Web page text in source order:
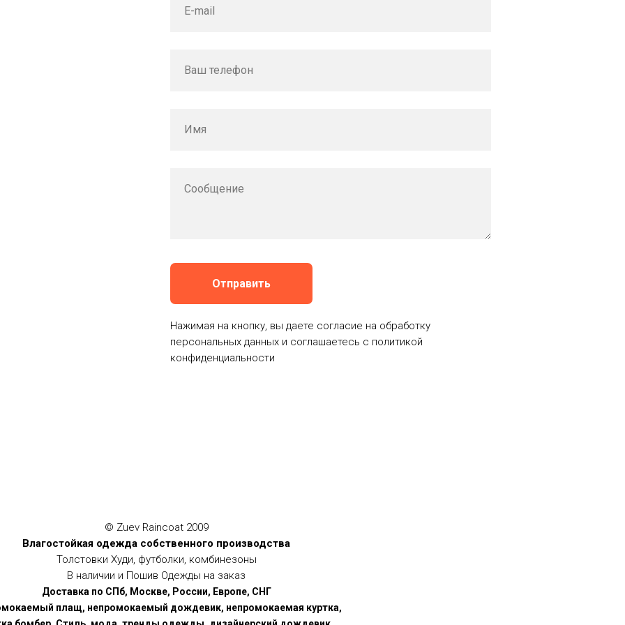
E-mail
Ваш телефон
Имя
Сообщение
Отправить
Нажимая на кнопку, вы даете согласие на обработку
персональных данных и соглашаетесь c политикой
конфиденциальности
© Zuev Raincoat 2009
Влагостойкая одежда собственного производства
Толстовки Худи, футболки, комбинезоны
В наличии и Пошив Одежды на заказ
Доставка по СПб, Москве, России, Европе, СНГ
плащ, непромокаемый дождевик, непромокаемая куртка,